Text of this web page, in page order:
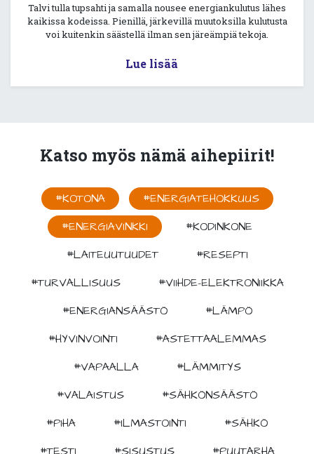
Talvi tulla tupsahti ja samalla nousee energiankulutus lähes
kaikissa kodeissa. Pienillä, järkevillä muutoksilla kulutusta
voi kuitenkin säästellä ilman sen järeämpiä tekoja.
Lue lisää
Katso myös nämä aihepiirit!
#KOTONA
#ENERGIATEHOKKUUS
#ENERGIAVINKKI
#KODINKONE
#LAITEUUTUUDET
#RESEPTI
#TURVALLISUUS
#VIIHDE-ELEKTRONIIKKA
#ENERGIANSÄÄSTÖ
#LÄMPÖ
#HYVINVOINTI
#ASTETTAALEMMAS
#VAPAALLA
#LÄMMITYS
#VALAISTUS
#SÄHKÖNSÄÄSTÖ
#PIHA
#ILMASTOINTI
#SÄHKÖ
#TESTI
#SISUSTUS
#PUUTARHA